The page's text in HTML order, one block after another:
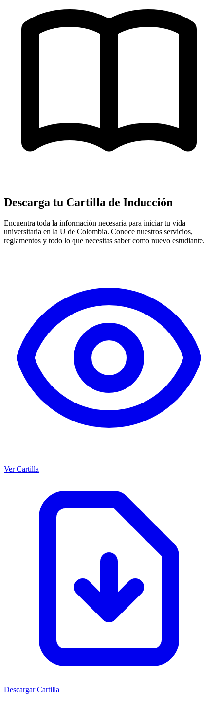
Descarga tu Cartilla de Inducción
Encuentra toda la información necesaria para iniciar tu vida
universitaria en la U de Colombia. Conoce nuestros servicios,
reglamentos y todo lo que necesitas saber como nuevo estudiante.
Ver Cartilla
Descargar Cartilla